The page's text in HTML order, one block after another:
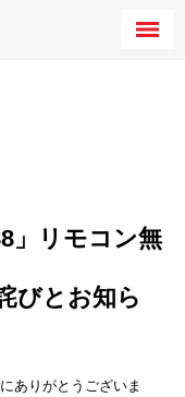
」リモコン無
びとお知ら
ありがとうございま